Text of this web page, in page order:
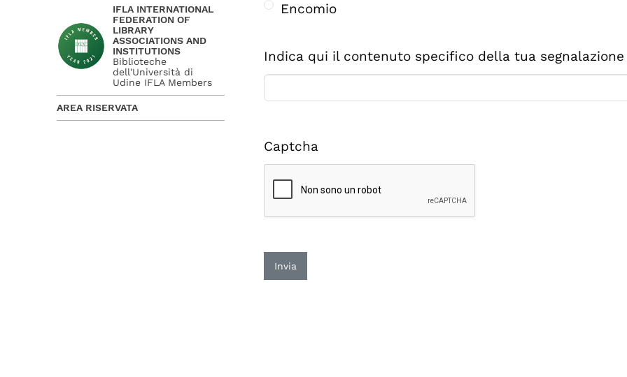
Encomio
Indica qui il contenuto specifico della tua
Captcha
Invia
IFLA INTERNATIONAL
FEDERATION OF
LIBRARY
ASSOCIATIONS AND
INSTITUTIONS
Biblioteche
dell'Università di
Udine IFLA Members
AREA RISERVATA